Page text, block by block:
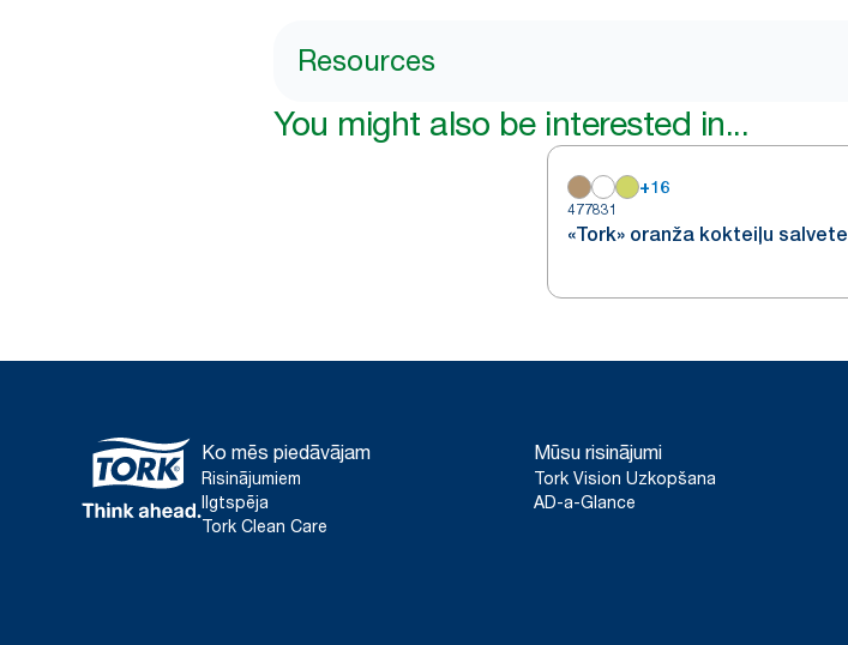
Resources
You might also be interested in...
+16
477831
«Tork» oranža kokteiļu salvete
Ko mēs piedāvājam
Risinājumiem
Ilgtspēja
Tork Clean Care
Mūsu risinājumi
Tork Vision Uzkopšana
AD-a-Glance